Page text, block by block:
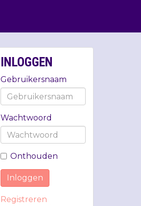
INLOGGEN
Gebruikersnaam
Wachtwoord
Onthouden
Inloggen
Registreren